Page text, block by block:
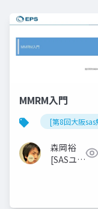
MMRM入門
[第8回大阪sas
森岡裕
[SASユー